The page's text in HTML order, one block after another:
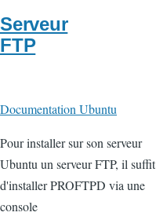
Serveur
FTP
Documentation Ubuntu
Pour installer sur son serveur
Ubuntu un serveur FTP, il suffit
d'installer PROFTPD via une
console